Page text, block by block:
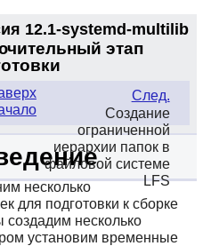
12.1-systemd-multilib
этап
След.
Создание
ограниченной
иерархии папок в
файловой системе
LFS
несколько
для подготовки к сборке
несколько
установим временные